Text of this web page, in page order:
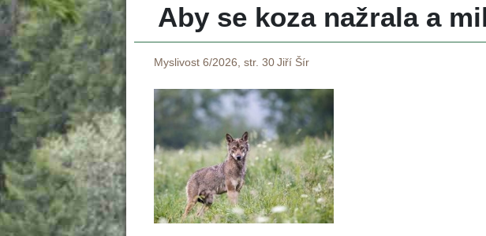
Aby se koza nažrala a
Myslivost 6/2026, str. 30Jiří Šír